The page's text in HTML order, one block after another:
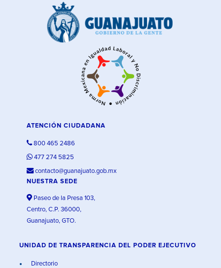
ATENCIÓN CIUDADANA
800 465 2486
477 274 5825
contacto@guanajuato.gob.mx
NUESTRA SEDE
Paseo de la Presa 103,
Centro, C.P. 36000,
Guanajuato, GTO.
UNIDAD DE TRANSPARENCIA DEL PODER EJECUTIVO
Directorio